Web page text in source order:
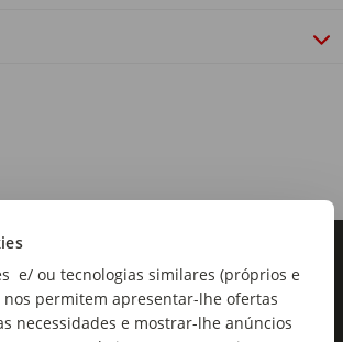
e/ ou tecnologias similares (próprios e
permitem apresentar-lhe ofertas
necessidades e mostrar-lhe anúncios
e não contém filtros UV nem